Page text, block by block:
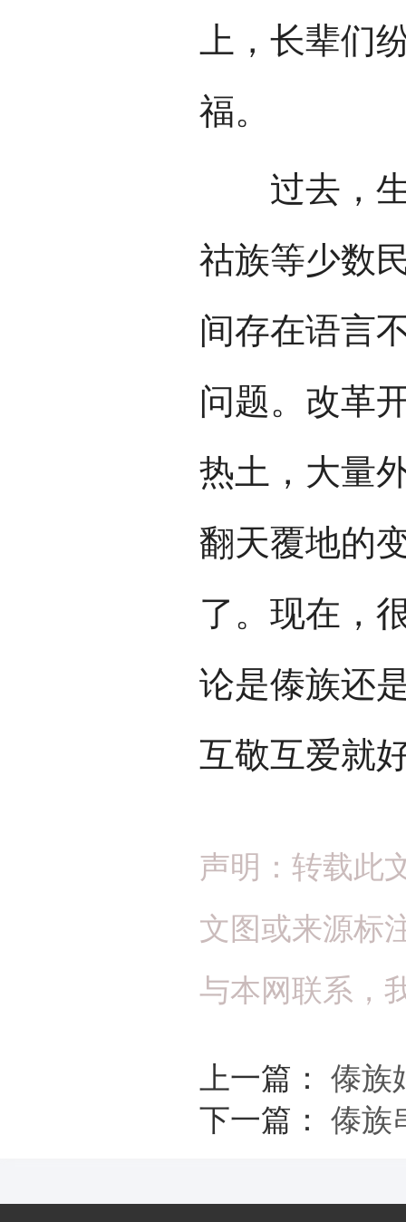
上，长辈们
福。
过去，生
祜族等少数
间存在语言
问题。改革
热土，大量
翻天覆地的
了。现在，
论是傣族还
互敬互爱就
声明：转载此
文图或来源标
与本网联系，
上一篇： 傣族
下一篇： 傣族